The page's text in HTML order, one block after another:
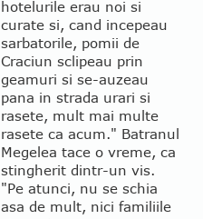
hotelurile erau noi si
curate si, cand incepeau
sarbatorile, pomii de
Craciun sclipeau prin
geamuri si se-auzeau
pana in strada urari si
rasete, mult mai multe
rasete ca acum." Batranul
Megelea tace o vreme, ca
stingherit dintr-un vis.
"Pe atunci, nu se schia
asa de mult, nici familiile